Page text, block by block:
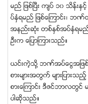
မည္ ျဖစ္ၿပီး က်ပ္ ၁၀ သိန္
ပ္ႏွံရမည္ ျဖစ္ေၾကာင္း၊ ဘဏ္တို
အနည္းဆုံး တစ္ႏွစ္အပ္ႏွံရမ
ဦးက ေျပာၾကားသည္။
ယင္းကဲ့သို႔ ဘဏ္အပ္ေငြအျဖ
စားမ်ားအတြက္ မ်ားျပား
စားေၾကာင္း ဒီဇင္ဘာလတြင္
ပာဆိုသည္။